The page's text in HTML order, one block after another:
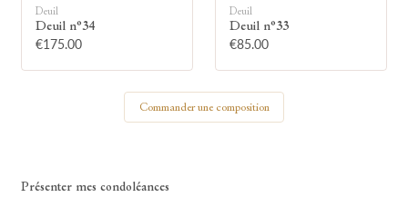
allumant symboliquement une bougie.
Deuil
Deuil n°34
€175.00
Deuil
Deuil n°33
€85.00
Commander une composition
Présenter mes condoléances